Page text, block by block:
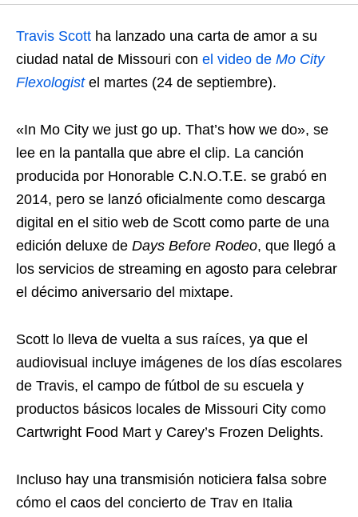
Travis Scott ha lanzado una carta de amor a su
ciudad natal de Missouri con el video de Mo City
Flexologistel martes (24 de septiembre).
«In Mo City we just go up. That’s how we do», se
lee en la pantalla que abre el clip. La canción
producida por Honorable C.N.O.T.E. se grabó en
2014, pero se lanzó oficialmente como descarga
digital en el sitio web de Scott como parte de una
edición deluxe de Days Before Rodeo, que llegó a
los servicios de streaming en agosto para celebrar
el décimo aniversario del mixtape.
Scott lo lleva de vuelta a sus raíces, ya que el
audiovisual incluye imágenes de los días escolares
de Travis, el campo de fútbol de su escuela y
productos básicos locales de Missouri City como
Cartwright Food Mart y Carey’s Frozen Delights.
Incluso hay una transmisión noticiera falsa sobre
cómo el caos del concierto de Trav en Italia